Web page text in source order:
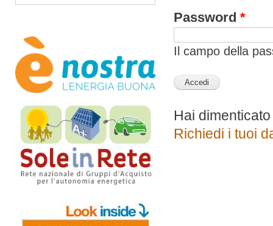
Password *
Il campo della
Hai
Richiedi i tuoi